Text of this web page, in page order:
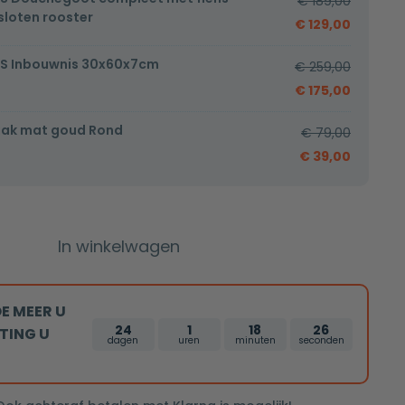
rooster
€ 129,00
Inbouwnis 30x60x7cm €259,00
€ 175,00
mat goud Rond €79,00
€ 39,00
In winkelwagen
MEER U
U
24
dagen
1
uren
18
minuten
26
seconden